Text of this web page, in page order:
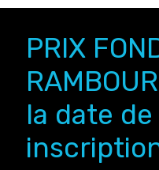
PRIX
la date